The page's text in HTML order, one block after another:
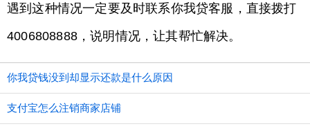
遇到这种情况一定要及时联系你我贷客服，直接拨打
4006808888，说明情况，让其帮忙解决。
你我贷钱没到却显示还款是什么原因
支付宝怎么注销商家店铺